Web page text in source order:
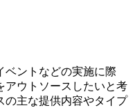
ベントなどの実施に際
アウトソースしたいと考
の主な提供内容やタイプ